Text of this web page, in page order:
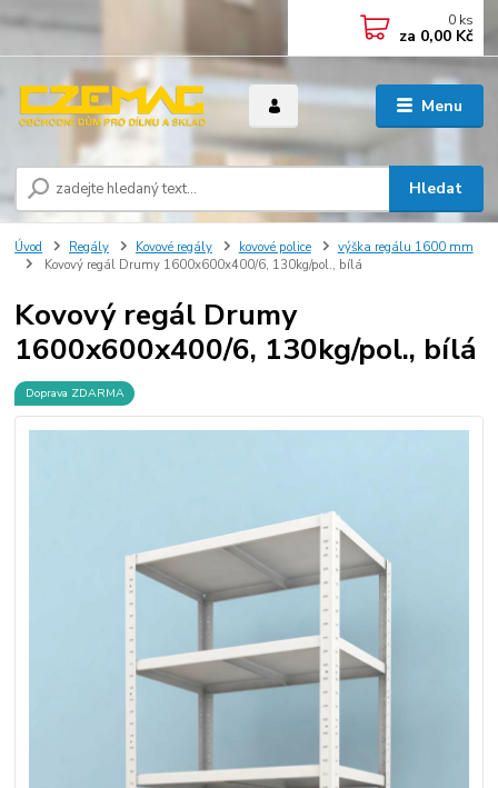
Menu
Hledat
0 ks
za 0,00 Kč
Úvod Regály Kovové regály kovové police
výška regálu 1600 mm
Kovový regál Drumy 1600x600x400/6, 130kg/pol., bílá
Kovový regál Drumy
1600x600x400/6, 130kg/pol., bílá
Doprava ZDARMA